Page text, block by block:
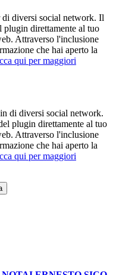
diversi social network. Il
plugin direttamente al tuo
Attraverso l'inclusione
che hai aperto la
qui per maggiori
di diversi social network.
plugin direttamente al tuo
Attraverso l'inclusione
che hai aperto la
qui per maggiori